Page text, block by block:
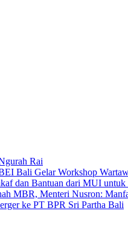
Rai
Bali Gelar Workshop
dan Bantuan dari MUI
MBR, Menteri Nusron:
ke PT BPR Sri Partha Bali